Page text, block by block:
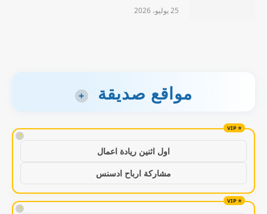
25 يوليو، 2026
مواقع صديقة +
!
اول اثنين ريادة اعمال
مشاركة ارباح ادسنس
!